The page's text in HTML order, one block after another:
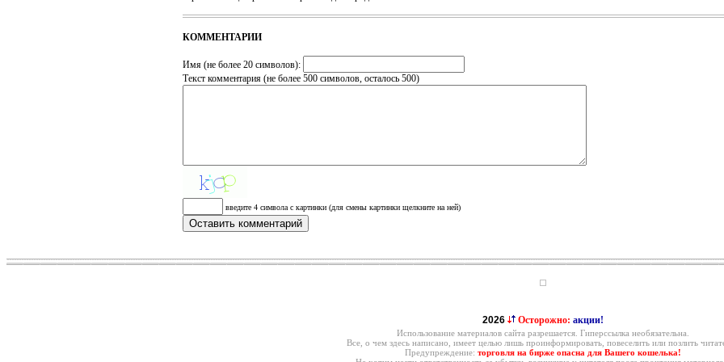
КОММЕНТАРИИ
Имя (не более 20 символов):
Текст комментария (не более 500 символов, осталось 500)
введите 4 символа с картинки (для смены картинки щелкните на ней)
2026 Осторожно: акции!
Использование материалов сайта разрешается. Гиперссылка необязательна.
Все, о чем здесь написано, имеет целью лишь проинформировать, повеселить или позлить
Предупреждение: торговля на бирже опасна для Вашего кошелька!